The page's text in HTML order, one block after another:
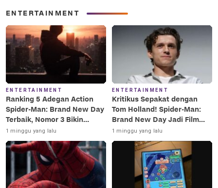
ENTERTAINMENT
ENTERTAINMENT
Ranking 5 Adegan Action
Spider-Man: Brand New Day
Terbaik, Nomor 3 Bikin
Terkesima!
1 minggu yang lalu
ENTERTAINMENT
Kritikus Sepakat dengan
Tom Holland! Spider-Man:
Brand New Day Jadi Film
Terbaik Era MCU
1 minggu yang lalu